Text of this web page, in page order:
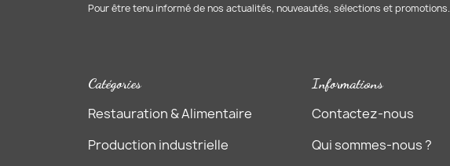
Pour être tenu informé de nos actualités, nouveautés, sélections et promotions.
Catégories
Restauration & Alimentaire
Production industrielle
Informations
Contactez-nous
Qui sommes-nous ?